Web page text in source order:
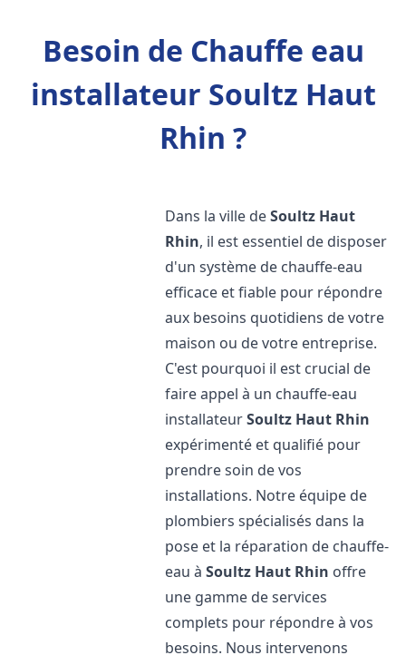
Besoin de Chauffe eau
installateur Soultz Haut
Rhin ?
Dans la ville deSoultz Haut
Rhin, il est essentiel de disposer
d'un système de chauffe-eau
efficace et fiable pour répondre
aux besoins quotidiens de votre
maison ou de votre entreprise.
C'est pourquoi il est crucial de
faire appel à un chauffe-eau
installateurSoultz Haut Rhin
expérimenté et qualifié pour
prendre soin de vos
installations. Notre équipe de
plombiers spécialisés dans la
pose et la réparation de chauffe-
eau àSoultz Haut Rhin offre
une gamme de services
complets pour répondre à vos
besoins. Nous intervenons